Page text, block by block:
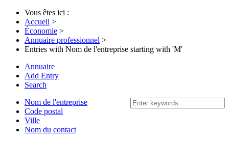
Vous êtes ici :
Accueil >
Économie >
Annuaire professionnel >
Entries with Nom de l'entreprise starting with 'M'
Annuaire
Add Entry
Search
Nom de l'entreprise
Code postal
Ville
Nom du contact